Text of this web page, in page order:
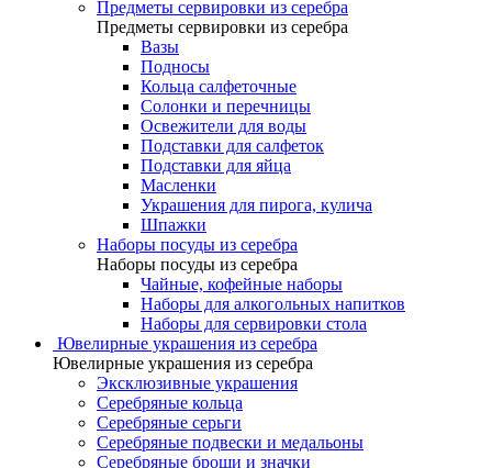
Предметы сервировки из серебра
Предметы сервировки из серебра
Вазы
Подносы
Кольца салфеточные
Солонки и перечницы
Освежители для воды
Подставки для салфеток
Подставки для яйца
Масленки
Украшения для пирога, кулича
Шпажки
Наборы посуды из серебра
Наборы посуды из серебра
Чайные, кофейные наборы
Наборы для алкогольных напитков
Наборы для сервировки стола
Ювелирные украшения из серебра
Ювелирные украшения из серебра
Эксклюзивные украшения
Серебряные кольца
Серебряные серьги
Серебряные подвески и медальоны
Серебряные броши и значки